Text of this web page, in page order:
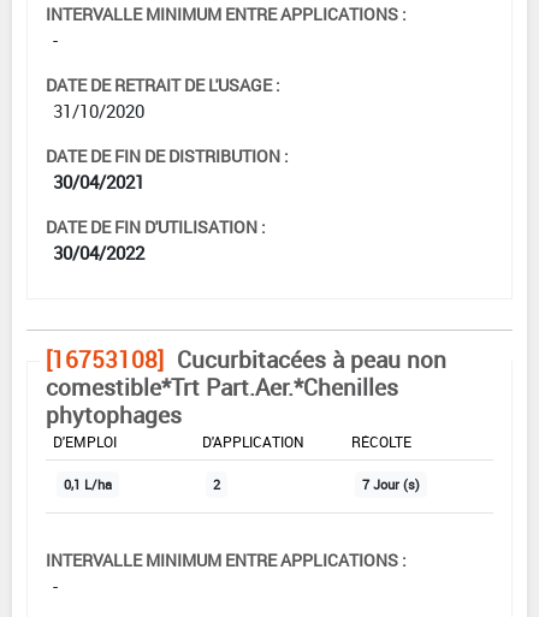
INTERVALLE MINIMUM ENTRE APPLICATIONS :
-
DATE DE RETRAIT DE L'USAGE :
31/10/2020
DATE DE FIN DE DISTRIBUTION :
30/04/2021
DATE DE FIN D'UTILISATION :
30/04/2022
[16753108] Cucurbitacées à peau non
comestible*Trt Part.Aer.*Chenilles
phytophages
DOSE MAX
D'EMPLOI
D'APPLICATION
RÉCOLTE
0,1 L/ha 2 7 Jour (s)
INTERVALLE MINIMUM ENTRE APPLICATIONS :
-